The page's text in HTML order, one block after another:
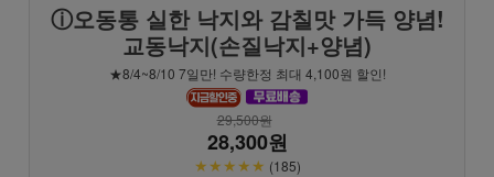
ⓘ오동통 실한 낙지와 감칠맛 가득 양념!
교동낙지(손질낙지+양념)
★8/4~8/10 7일만! 수량한정 최대 4,100원 할인!
29,500원
28,300원
★★★★★ (185)